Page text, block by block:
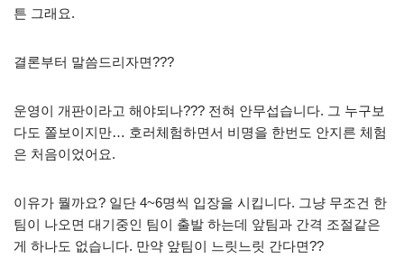
튼 그래요.
결론부터 말씀드리자면???
운영이 개판이라고 해야되나??? 전혀 안무섭습니다. 그 누구보
다도 쫄보이지만… 호러체험하면서 비명을 한번도 안지른 체험
은 처음이었어요.
이유가 뭘까요? 일단 4~6명씩 입장을 시킵니다. 그냥 무조건 한
팀이 나오면 대기중인 팀이 출발 하는데 앞팀과 간격 조절같은
게 하나도 없습니다. 만약 앞팀이 느릿느릿 간다면??